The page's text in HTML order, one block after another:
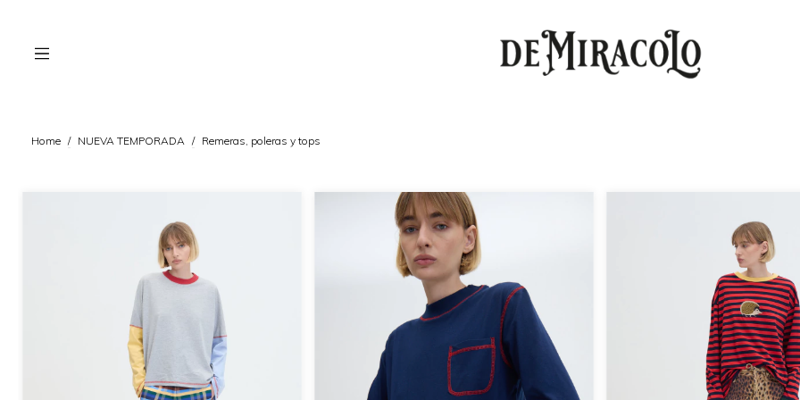
Home / NUEVA TEMPORADA / Remeras, poleras y tops